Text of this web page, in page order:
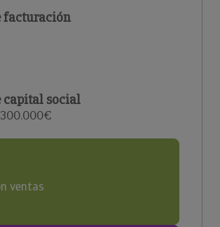
facturación
capital social
ventas